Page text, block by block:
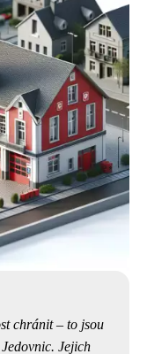
chránit – to jsou
Jejich